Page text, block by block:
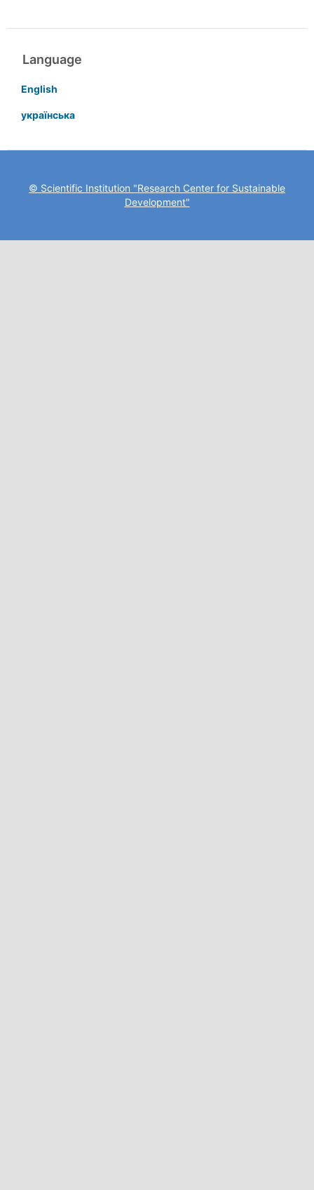
Language
English
українська
© Scientific Institution "Research Center for Sustainable
Development"